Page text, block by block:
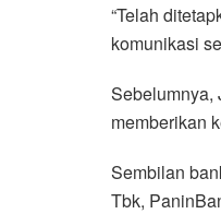
“Telah
komunikasi
Sebelumnya,
memberikan
Sembilan
Tbk,